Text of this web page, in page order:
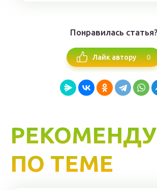
Понравилась статья?
Лайк автору 0
ПО ТЕМЕ